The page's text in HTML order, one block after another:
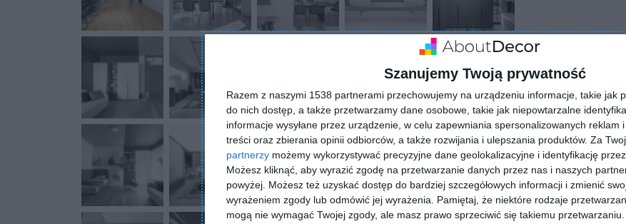
Szanujemy Twoją prywatność
Razem z naszymi 1538 partnerami przechowujemy na urządzeniu informacje, takie jak
do nich dostęp, a także przetwarzamy dane osobowe, takie jak niepowtarzalne
informacje wysyłane przez urządzenie, w celu zapewniania spersonalizowanych reklam
treści oraz zbierania opinii odbiorców, a także rozwijania i ulepszania produktów. Za
partnerzy możemy wykorzystywać precyzyjne dane geolokalizacyjne i identyfikację
Możesz kliknąć, aby wyrazić zgodę na przetwarzanie danych przez nas i naszych
powyżej. Możesz też uzyskać dostęp do bardziej szczegółowych informacji i zmienić
wyrażeniem zgody lub odmówić jej wyrażenia.
Pamiętaj, że niektóre rodzaje
mogą nie wymagać Twojej zgody, ale masz prawo sprzeciwić się takiemu